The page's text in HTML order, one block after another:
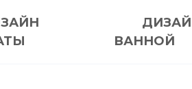
ВАННОЙ